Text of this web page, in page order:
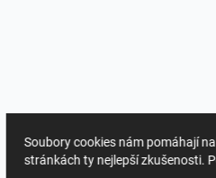
Soubory cookies nám pomáhají
stránkách ty nejlepší zkušenosti.